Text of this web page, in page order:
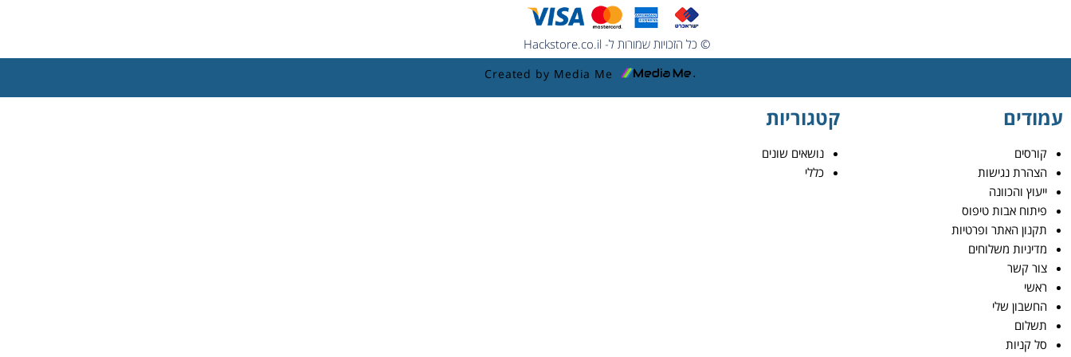
© כל הזכויות שמורות ל- Hackstore.co.il
Created by Media Me
עמודים
קורסים
הצהרת נגישות
ייעוץ והכוונה
פיתוח אבות טיפוס
תקנון האתר ופרטיות
מדיניות משלוחים
צור קשר
ראשי
החשבון שלי
תשלום
סל קניות
קטגוריות
נושאים שונים
כללי